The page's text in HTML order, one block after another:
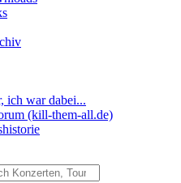
ich war dabei...
(kill-them-all.de)